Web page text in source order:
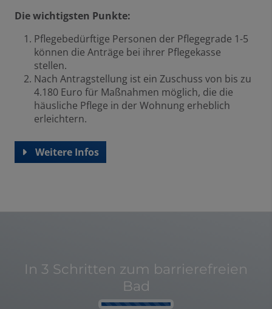
Die wichtigsten Punkte:
Pflegebedürftige Personen der Pflegegrade 1-5
können die Anträge bei ihrer Pflegekasse
stellen.
Nach Antragstellung ist ein Zuschuss von bis zu
4.180 Euro für Maßnahmen möglich, die die
häusliche Pflege in der Wohnung erheblich
erleichtern.
Weitere Infos
In 3 Schritten zum barrierefreien
Bad